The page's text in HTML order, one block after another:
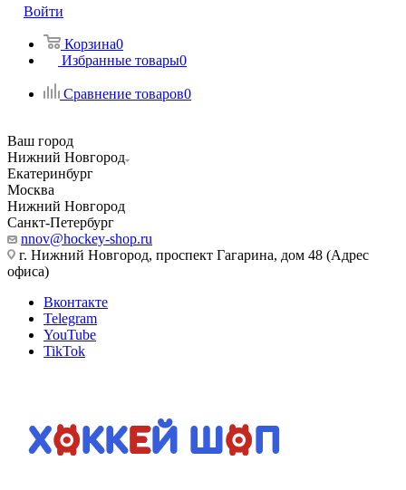
Войти
Корзина0
Избранные товары0
Сравнение товаров0
Ваш город
Нижний Новгород
Екатеринбург
Москва
Нижний Новгород
Санкт-Петербург
nnov@hockey-shop.ru
г. Нижний Новгород, проспект Гагарина, дом 48 (Адрес
офиса)
Вконтакте
Telegram
YouTube
TikTok